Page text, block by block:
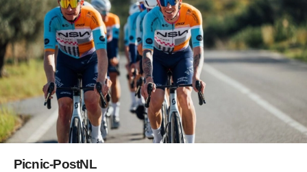
Picnic-PostNL